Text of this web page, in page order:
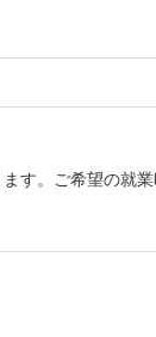
す。ご希望の就業